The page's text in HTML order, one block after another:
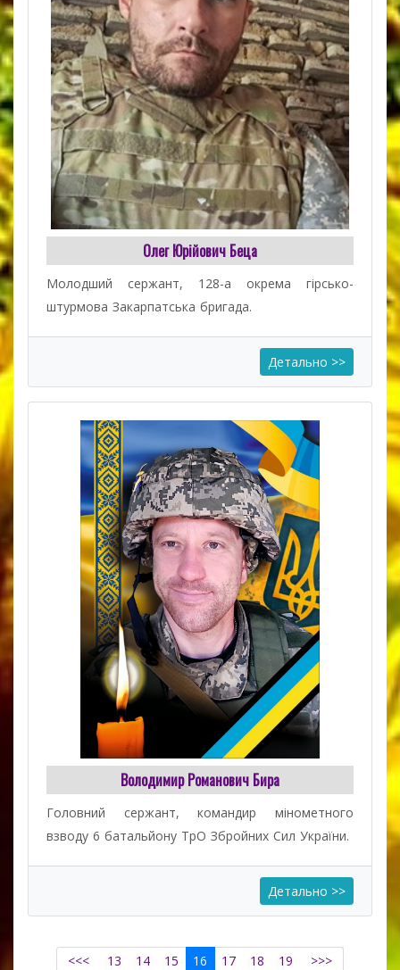
Олег Юрійович Беца
Молодший сержант, 128-а окрема гірсько-
штурмова Закарпатська бригада.
Детально >>
Володимир Романович Бира
Головний сержант, командир мінометного
взводу 6 батальйону ТрО Збройних Cил України.
Детально >>
<<< 13 14 15 16 17 18 19 >>>